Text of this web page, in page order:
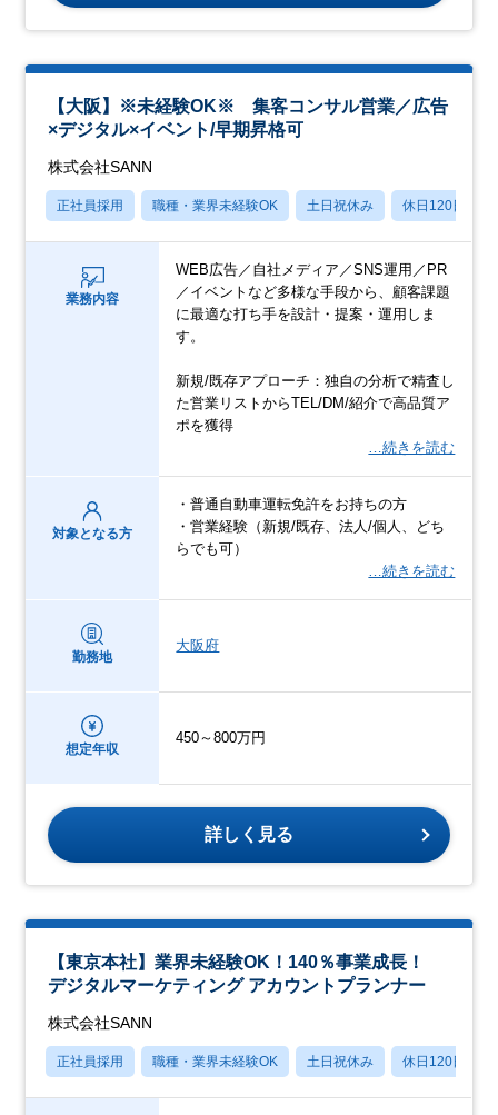
【大阪】※未経験OK※ 集客コンサル営業／広告
×デジタル×イベント/早期昇格可
株式会社SANN
正社員採用 職種・業界未経験OK 土日祝休み 休日120日以上
業務内容
WEB広告／自社メディア／SNS運用／PR
／イベントなど多様な手段から、顧客課題
に最適な打ち手を設計・提案・運用しま
す。
新規/既存アプローチ：独自の分析で精査し
た営業リストからTEL/DM/紹介で高品質ア
ポを獲得
…続きを読む
対象となる方
・普通自動車運転免許をお持ちの方
・営業経験（新規/既存、法人/個人、どち
らでも可）
…続きを読む
勤務地
大阪府
想定年収
450～800万円
詳しく見る
【東京本社】業界未経験OK！140％事業成長！
デジタルマーケティング アカウントプランナー
株式会社SANN
正社員採用 職種・業界未経験OK 土日祝休み 休日120日以上